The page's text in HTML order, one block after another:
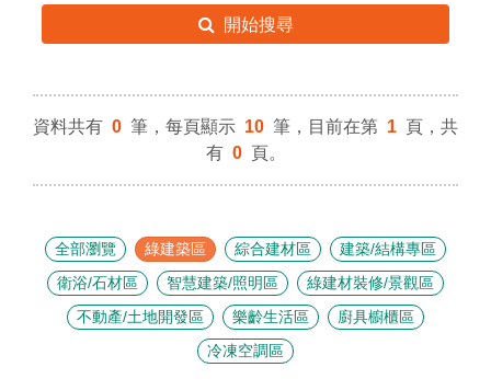
開始搜尋
資料共有 0 筆，每頁顯示 10 筆，目前在第 1 頁，共
有 0 頁。
全部瀏覽 綠建築區 綜合建材區
建築/結構專區
衛浴/石材區
智慧建築/照明區
綠建材裝修/景觀區
不動產/土地開發區
樂齡生活區
廚具櫥櫃區
冷凍空調區